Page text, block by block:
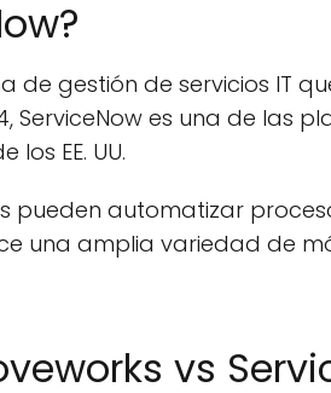
de gestión de servicios IT
ServiceNow es una de las
EE. UU.
pueden automatizar
una amplia variedad de
vs